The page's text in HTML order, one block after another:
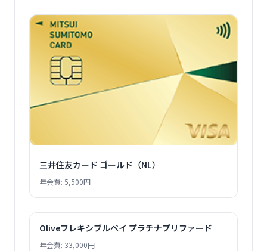
三井住友カード ゴールド（NL）
年会費: 5,500円
Oliveフレキシブルペイ プラチナプリファード
年会費: 33,000円